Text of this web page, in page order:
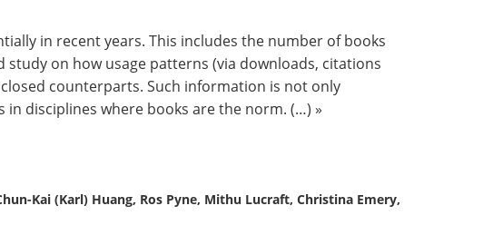
in recent years. This includes the number of books
on how usage patterns (via downloads, citations
counterparts. Such information is not only
disciplines where books are the norm. (…) »
Kai (Karl) Huang, Ros Pyne, Mithu Lucraft, Christina Emery,